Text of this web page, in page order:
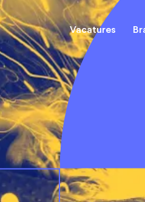
Vacatures
Voedingsmiddelen
Metaal en staal
Papier en karton
3
5